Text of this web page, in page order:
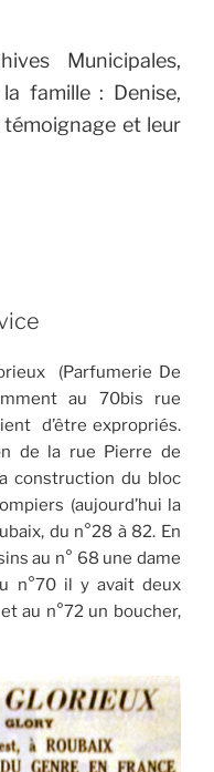
Municipales,
famille : Denise,
et leur
(Parfumerie De
au 70bis rue
d’être expropriés.
de la rue Pierre de
construction du bloc
(aujourd’hui la
du n°28 à 82. En
au n° 68 une dame
n°70 il y avait deux
au n°72 un boucher,